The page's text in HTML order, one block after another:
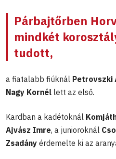
Párbajtőrben
mindkét
tudott,
a fiatalabb fiúknál Petrovszki
Nagy Kornél lett az első.
Kardban a kadétoknál
Ajvász Imre, a junioroknál
Zsadány érdemelte ki az